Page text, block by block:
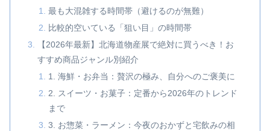
最も大混雑する時間帯（避けるのが無難）
比較的空いている「狙い目」の時間帯
【2026年最新】北海道物産展で絶対に買うべき！お
すすめ商品ジャンル別紹介
1. 海鮮・お弁当：贅沢の極み、自分へのご褒美に
2. スイーツ・お菓子：定番から2026年のトレンド
まで
3. お惣菜・ラーメン：今夜のおかずと宅飲みの相